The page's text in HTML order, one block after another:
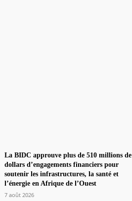
La BIDC approuve plus de 510 millions de
dollars d’engagements financiers pour
soutenir les infrastructures, la santé et
l’énergie en Afrique de l’Ouest
7 août 2026